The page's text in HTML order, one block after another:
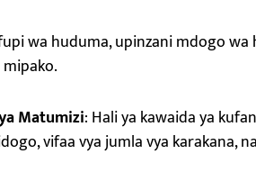
wa huduma, upinzani mdogo wa
Matumizi: Hali ya kawaida ya
vifaa vya jumla vya karakana,